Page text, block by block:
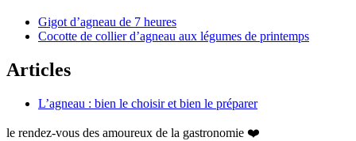
Gigot d’agneau de 7 heures
Cocotte de collier d’agneau aux légumes de printemps
Articles
L’agneau : bien le choisir et bien le préparer
le rendez-vous des amoureux de la gastronomie ❤️